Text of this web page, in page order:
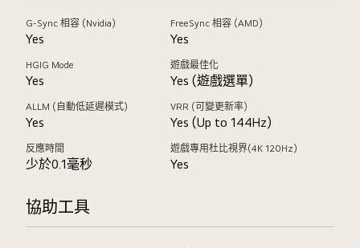
G-Sync 相容 (Nvidia)
Yes
FreeSync 相容 (AMD)
Yes
HGIG Mode
Yes
遊戲最佳化
Yes (遊戲選單)
ALLM (自動低延遲模式)
Yes
VRR (可變更新率)
Yes (Up to 144Hz)
反應時間
少於0.1毫秒
遊戲專用杜比視界(4K 120Hz)
Yes
協助工具